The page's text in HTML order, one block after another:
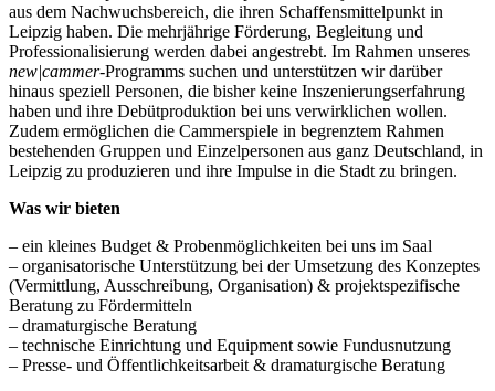
aus dem Nachwuchsbereich, die ihren Schaffensmittelpunkt in
Leipzig haben. Die mehrjährige Förderung, Begleitung und
Professionalisierung werden dabei angestrebt. Im Rahmen unseres
new|cammer-Programms suchen und unterstützen wir darüber
hinaus speziell Personen, die bisher keine Inszenierungserfahrung
haben und ihre Debütproduktion bei uns verwirklichen wollen.
Zudem ermöglichen die Cammerspiele in begrenztem Rahmen
bestehenden Gruppen und Einzelpersonen aus ganz Deutschland, in
Leipzig zu produzieren und ihre Impulse in die Stadt zu bringen.
Was wir bieten
– ein kleines Budget & Probenmöglichkeiten bei uns im Saal
– organisatorische Unterstützung bei der Umsetzung des Konzeptes
(Vermittlung, Ausschreibung, Organisation) & projektspezifische
Beratung zu Fördermitteln
– dramaturgische Beratung
– technische Einrichtung und Equipment sowie Fundusnutzung
– Presse- und Öffentlichkeitsarbeit & dramaturgische Beratung